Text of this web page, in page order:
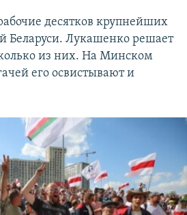
десятков крупнейших
Беларуси. Лукашенко решает
из них. На Минском
его освистывают и